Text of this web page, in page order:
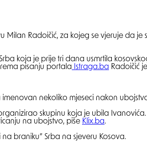
Milan Radoičić, za kojeg se vjeruje da
koja je prije tri dana usmrtila
pisanju portala Istraga.ba Radoičić
nekoliko mjeseci nakon
skupinu koja je ubila
na ubojstvo, piše Klix.ba.
braniku” Srba na sjeveru Kosova.